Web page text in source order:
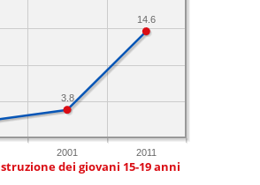
2001 2011
14.6
3.8
dei giovani 15-19 anni